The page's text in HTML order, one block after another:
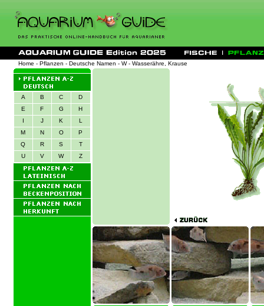
Home - Pflanzen - Deutsche Namen - W- Wasserähre, Krause
A B C
D
E
F G
H
I
J K
L
M
N O
P
Q
R S
T
U
V W Z